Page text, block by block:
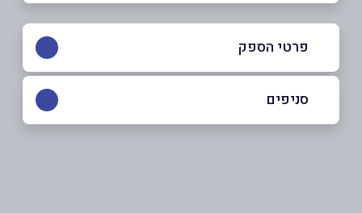
פרטי הספק
סניפים